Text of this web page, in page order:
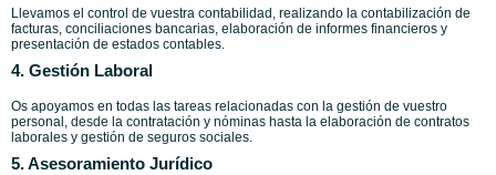
Llevamos el control de vuestra contabilidad, realizando la contabilización de
facturas, conciliaciones bancarias, elaboración de informes financieros y
presentación de estados contables.
4. Gestión Laboral
Os apoyamos en todas las tareas relacionadas con la gestión de vuestro
personal, desde la contratación y nóminas hasta la elaboración de contratos
laborales y gestión de seguros sociales.
5. Asesoramiento Jurídico